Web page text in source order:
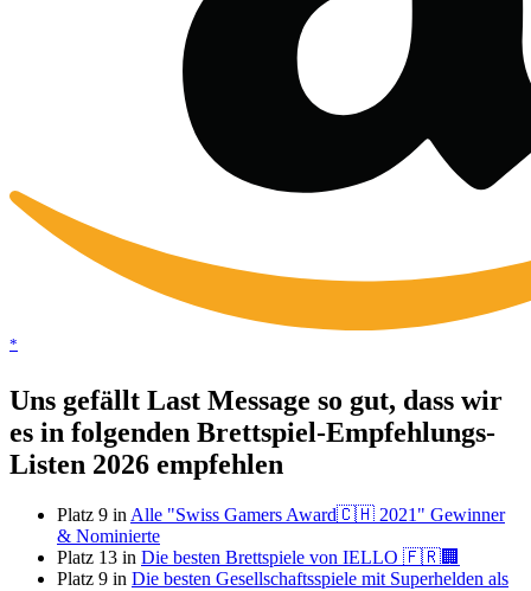
*
Uns gefällt Last Message so gut, dass wir
es in folgenden Brettspiel-Empfehlungs-
Listen 2026 empfehlen
Platz 9 in Alle "Swiss Gamers Award🇨🇭 2021" Gewinner
& Nominierte
Platz 13 in Die besten Brettspiele von IELLO 🇫🇷🏢
Platz 9 in Die besten Gesellschaftsspiele mit Superhelden als